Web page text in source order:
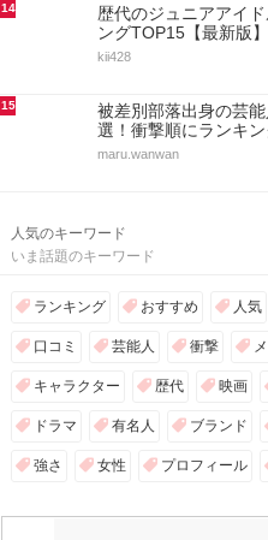
14
歴代のジュニアアイ
ングTOP15【最新版】
kii428
15
被差別部落出身の芸
選！衝撃順にランキン
maru.wanwan
人気のキーワード
いま話題のキーワード
ランキング おすすめ 人気
口コミ 芸能人 衝撃
キャラクター 歴代 映画
ドラマ 有名人 ブランド
強さ 女性 プロフィール